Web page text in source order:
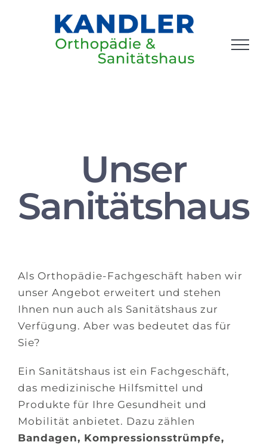
Unser
Sanitätshaus
Als Orthopädie-Fachgeschäft haben wir
unser Angebot erweitert und stehen
Ihnen nun auch als Sanitätshaus zur
Verfügung. Aber was bedeutet das für
Sie?
Ein Sanitätshaus ist ein Fachgeschäft,
das medizinische Hilfsmittel und
Produkte für Ihre Gesundheit und
Mobilität anbietet. Dazu zählen
Bandagen, Kompressionsstrümpfe,